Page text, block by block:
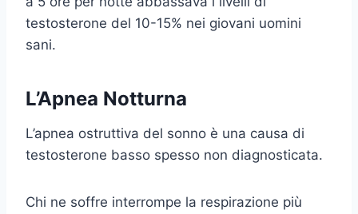
testosterone del 10-15% nei giovani uomini
sani.
L’Apnea Notturna
L’apnea ostruttiva del sonno è una causa di
testosterone basso spesso non diagnosticata.
Chi ne soffre interrompe la respirazione più